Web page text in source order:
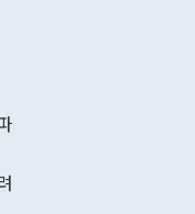
무너졌다고도 했다. 또 "
함께 4자 대화의 동력을
며 월간 기준 처음으로
196.9% 급증했고 컴퓨
수출은 160.4% 늘었으